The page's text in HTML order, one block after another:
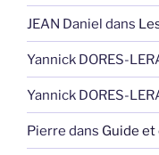
JEAN Daniel dans
Yannick DORES-
Yannick DORES-
Pierre dans Guide